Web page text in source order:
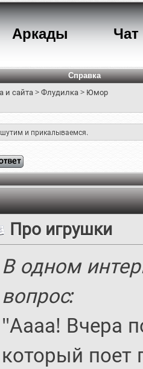
Аркады Чат
Справка
и сайта>Флудилка> Юмор
и прикалываемся.
Про игрушки
В одном
вопрос:
"Аааа! Вчера
который поет